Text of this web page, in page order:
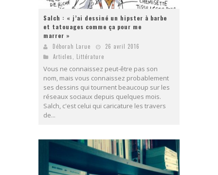
Salch : « j’ai dessiné un hipster à barbe
et tatouages comme ça pour me
marrer »
Déborah Larue
26 avril 2016
Articles
Littérature
Vous ne connaissez peut-être pas son
nom, mais vous connaissez probablement
ses dessins qui tournent beaucoup sur les
réseaux sociaux depuis quelques mois.
Salch, c'est celui qui caricature les travers
de...